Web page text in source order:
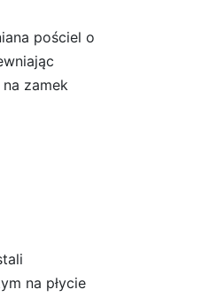
pościel o
zamek
na płycie